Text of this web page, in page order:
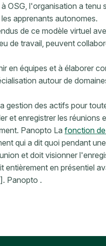
OSG, l'organisation a tenu
apprenants autonomes.
de ce modèle virtuel
de travail, peuvent
en équipes et à élaborer
autour de
gestion des actifs pour
et enregistrer les réunions
Panopto La fonction
qui a dit quoi pendant
et doit visionner
entièrement en présentiel
Panopto .